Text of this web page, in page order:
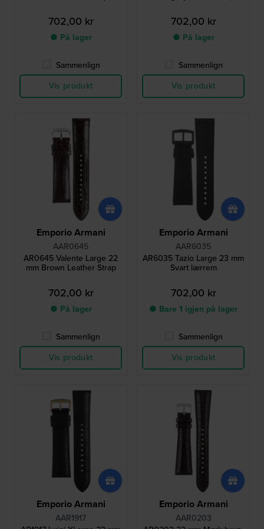
702,00 kr
● På lager
Sammenlign
Vis produkt
702,00 kr
● På lager
Sammenlign
Vis produkt
Emporio Armani
AAR0645
AR0645 Valente Large 22
mm Brown Leather Strap
702,00 kr
● På lager
Sammenlign
Vis produkt
Emporio Armani
AAR6035
AR6035 Tazio Large 23 mm
Svart lærrem
702,00 kr
● Bare 1 igjen på lager
Sammenlign
Vis produkt
Emporio Armani
AAR1917
Emporio Armani
AAR0203